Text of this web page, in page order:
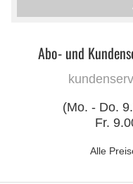
Abo- und
(Mo. - Do.
Fr.
Alle